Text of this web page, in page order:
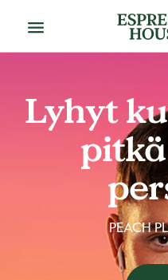
Menu
Lyhyt
PEACH